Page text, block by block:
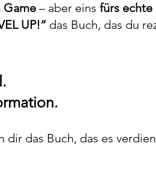
Game – aber eins fürs echte
UP!“ das Buch, das du
das Buch, das es